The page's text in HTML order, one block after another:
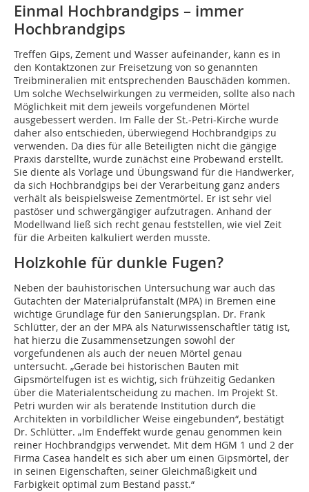
Einmal Hochbrandgips – immer
Hochbrandgips
Treffen Gips, Zement und Wasser aufeinander, kann es in
den Kontaktzonen zur Freisetzung von so genannten
Treibmineralien mit entsprechenden Bauschäden kommen.
Um solche Wechselwirkungen zu vermeiden, sollte also nach
Möglichkeit mit dem jeweils vorgefundenen Mörtel
ausgebessert werden. Im Falle der St.-Petri-Kirche wurde
daher also entschieden, überwiegend Hochbrandgips zu
verwenden. Da dies für alle Beteiligten nicht die gängige
Praxis darstellte, wurde zunächst eine Probewand erstellt.
Sie diente als Vorlage und Übungswand für die Handwerker,
da sich Hochbrandgips bei der Verarbeitung ganz anders
verhält als beispielsweise Zementmörtel. Er ist sehr viel
pastöser und schwergängiger aufzutragen. Anhand der
Modellwand ließ sich recht genau feststellen, wie viel Zeit
für die Arbeiten kalkuliert werden musste.
Holzkohle für dunkle Fugen?
Neben der bauhistorischen Untersuchung war auch das
Gutachten der Materialprüfanstalt (MPA) in Bremen eine
wichtige Grundlage für den Sanierungsplan. Dr. Frank
Schlütter, der an der MPA als Naturwissenschaftler tätig ist,
hat hierzu die Zusammensetzungen sowohl der
vorgefundenen als auch der neuen Mörtel genau
untersucht. „Gerade bei historischen Bauten mit
Gipsmörtelfugen ist es wichtig, sich frühzeitig Gedanken
über die Materialentscheidung zu machen. Im Projekt St.
Petri wurden wir als beratende Institution durch die
Architekten in vorbildlicher Weise eingebunden“, bestätigt
Dr. Schlütter. „Im Endeffekt wurde genau genommen kein
reiner Hochbrandgips verwendet. Mit dem HGM 1 und 2 der
Firma Casea handelt es sich aber um einen Gipsmörtel, der
in seinen Eigenschaften, seiner Gleichmäßigkeit und
Farbigkeit optimal zum Bestand passt.“